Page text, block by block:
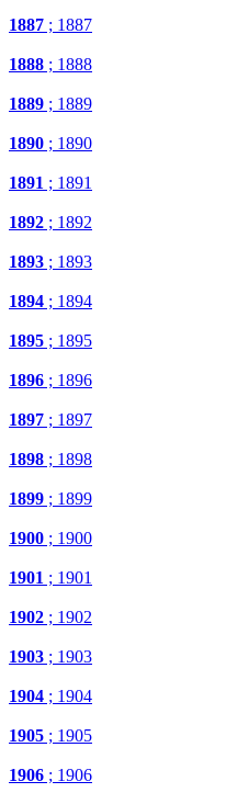
1887 ; 1887
1888 ; 1888
1889 ; 1889
1890 ; 1890
1891 ; 1891
1892 ; 1892
1893 ; 1893
1894 ; 1894
1895 ; 1895
1896 ; 1896
1897 ; 1897
1898 ; 1898
1899 ; 1899
1900 ; 1900
1901 ; 1901
1902 ; 1902
1903 ; 1903
1904 ; 1904
1905 ; 1905
1906 ; 1906